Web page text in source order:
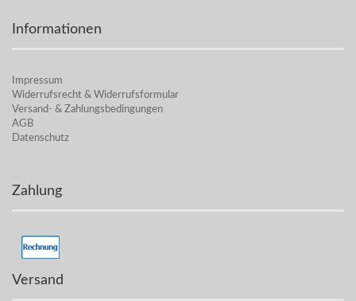
Informationen
Impressum
Widerrufsrecht & Widerrufsformular
Versand- & Zahlungsbedingungen
AGB
Datenschutz
Zahlung
Versand